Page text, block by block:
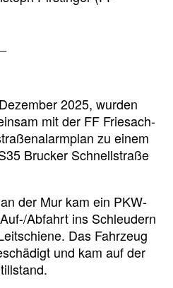
2025, wurden
mit der FF Friesach-
zu einem
Brucker Schnellstraße
der Mur kam ein PKW-
Abfahrt ins Schleudern
Das Fahrzeug
und kam auf der